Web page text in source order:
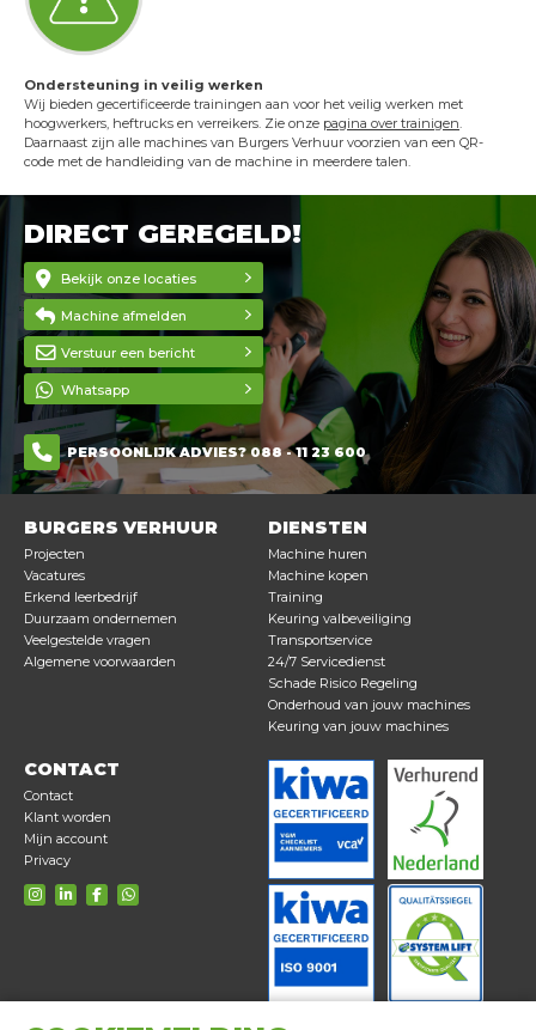
Ondersteuning in veilig werken
Wij bieden gecertificeerde trainingen aan voor het veilig werken met
hoogwerkers, heftrucks en verreikers. Zie onze pagina over trainigen.
Daarnaast zijn alle machines van Burgers Verhuur voorzien van een QR-
code met de handleiding van de machine in meerdere talen.
DIRECT GEREGELD!
Bekijk onze locaties
Machine afmelden
Verstuur een bericht
Whatsapp
PERSOONLIJK ADVIES? 088 - 11 23 600
BURGERS VERHUUR
Projecten
Vacatures
Erkend leerbedrijf
Duurzaam ondernemen
Veelgestelde vragen
Algemene voorwaarden
DIENSTEN
Machine huren
Machine kopen
Training
Keuring valbeveiliging
Transportservice
24/7 Servicedienst
Schade Risico Regeling
Onderhoud van jouw machines
Keuring van jouw machines
CONTACT
Contact
Klant worden
Mijn account
Privacy